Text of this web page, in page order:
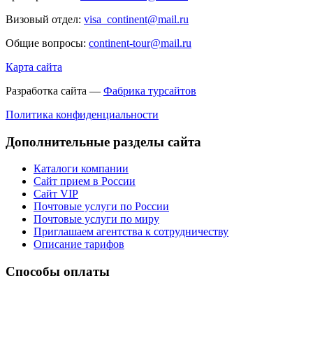
Визовый отдел: visa_continent@mail.ru
Общие вопросы: continent-tour@mail.ru
Карта сайта
Разработка сайта — Фабрика турсайтов
Политика конфиденциальности
Дополнительные разделы сайта
Каталоги компании
Сайт прием в России
Сайт VIP
Почтовые услуги по России
Почтовые услуги по миру
Приглашаем агентства к сотрудничеству
Описание тарифов
Способы оплаты